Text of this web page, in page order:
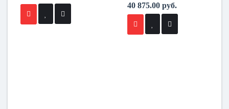
40 875.00 руб.